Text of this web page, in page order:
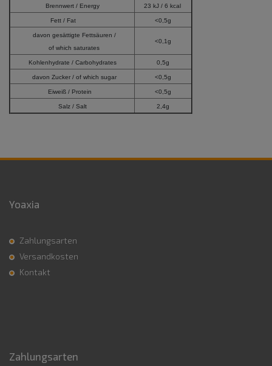
Brennwert / Energy 23 kJ / 6 kcal
Fett / Fat <0,5g
davon gesättigte Fettsäuren /
of which saturates
<0,1g
Kohlenhydrate / Carbohydrates 0,5g
davon Zucker / of which sugar <0,5g
Eiweiß / Protein <0,5g
Salz / Salt 2,4g
Yoaxia
Zahlungsarten
Versandkosten
Kontakt
Zahlungsarten